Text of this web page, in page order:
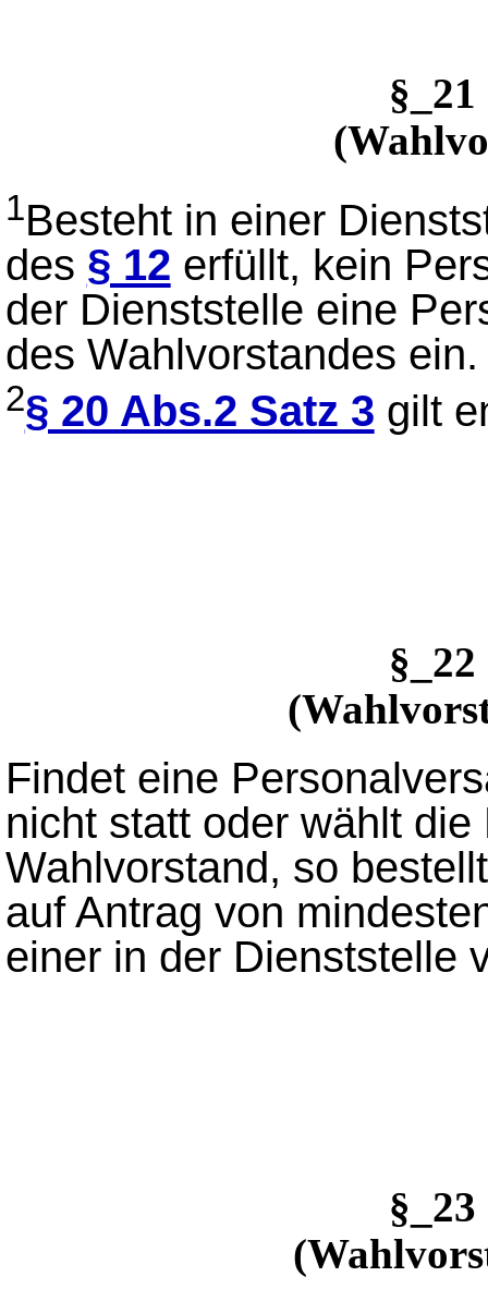
1Besteht in einer
des § 12 erfüllt, kein
der Dienststelle eine
des Wahlvorstandes ein.
2§ 20 Abs.2 Satz 3 gilt
Findet eine
nicht statt oder wählt
Wahlvorstand, so
auf Antrag von
einer in der Dienststelle